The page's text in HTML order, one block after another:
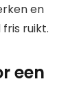
en
ruikt.
een